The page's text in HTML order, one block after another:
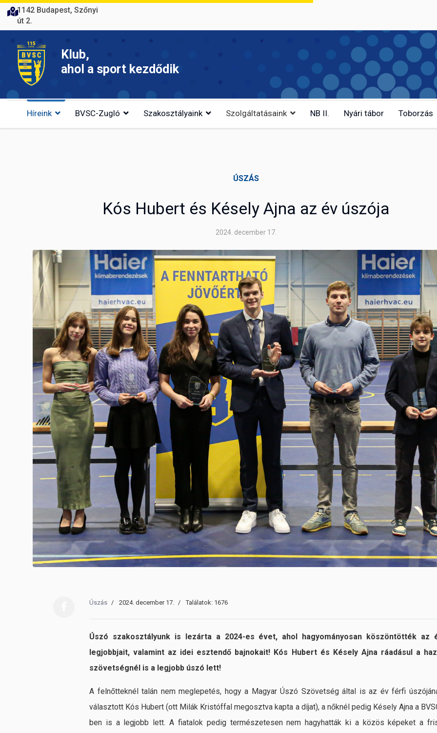
1142 Budapest, Szőnyi
út 2.
Klub,
ahol a sport kezdődik
Híreink BVSC-Zugló Szakosztályaink Szolgáltatásaink NB II. Nyári tábor Toborzás
ÚSZÁS
Kós Hubert és Késely Ajna az év úszója
2024. december 17.
Úszás 2024. december 17. Találatok: 1676
Úszó szakosztályunk is lezárta a 2024-es évet, ahol hagyományosan köszöntötték az
legjobbjait, valamint az idei esztendő bajnokait! Kós Hubert és Késely Ajna ráadásul a
szövetségnél is a legjobb úszó lett!
A felnőtteknél talán nem meglepetés, hogy a Magyar Úszó Szövetség által is az év férfi
választott Kós Hubert (ott Milák Kristóffal megosztva kapta a díjat), a nőknél pedig Késely Ajna a
ben is a legjobb lett. A fiatalok pedig természetesen nem hagyhatták ki a közös képeket a